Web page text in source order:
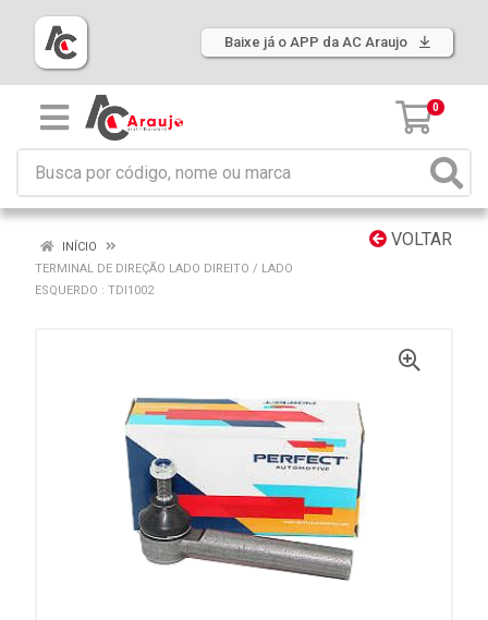
Baixe já o APP da AC Araujo
0
VOLTAR
INÍCIO
TERMINAL DE DIREÇÃO LADO DIREITO / LADO
ESQUERDO : TDI1002